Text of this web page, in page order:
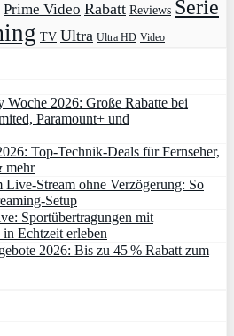
Prime Video Rabatt Reviews Serie
TV Ultra Ultra HD Video
2026: Große Rabatte bei
Paramount+ und
Top-Technik-Deals für Fernseher,
mehr
Stream ohne Verzögerung: So
Setup
Sportübertragungen mit
Echtzeit erleben
2026: Bis zu 45 % Rabatt zum